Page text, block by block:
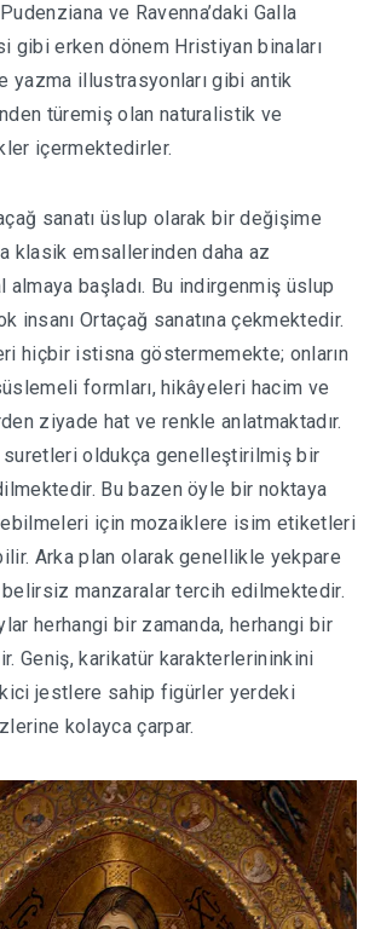
ve Ravenna’daki Galla
gibi erken dönem Hristiyan binaları
yazma illustrasyonları gibi antik
türemiş olan naturalistik ve
içermektedirler.
sanatı üslup olarak bir değişime
klasik emsallerinden daha az
başladı. Bu indirgenmiş üslup
insanı Ortaçağ sanatına çekmektedir.
hiçbir istisna göstermemekte; onların
formları, hikâyeleri hacim ve
ziyade hat ve renkle anlatmaktadır.
oldukça genelleştirilmiş bir
Bu bazen öyle bir noktaya
için mozaiklere isim etiketleri
Arka plan olarak genellikle yekpare
belirsiz manzaralar tercih edilmektedir.
herhangi bir zamanda, herhangi bir
Geniş, karikatür karakterlerininkini
jestlere sahip figürler yerdeki
kolayca çarpar.